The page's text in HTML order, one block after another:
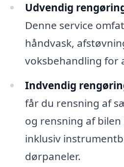
Udvendig
Denne service
håndvask,
voksbehandling for
Indvendig
får du rensning af
og rensning af
inklusiv
dørpaneler.